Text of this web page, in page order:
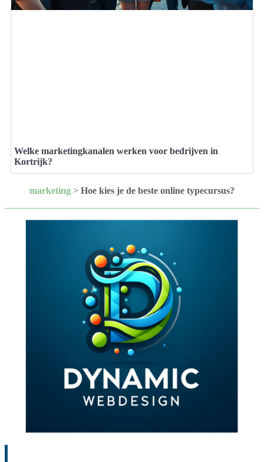
Welke marketingkanalen werken voor bedrijven in
Kortrijk?
marketing > Hoe kies je de beste online typecursus?